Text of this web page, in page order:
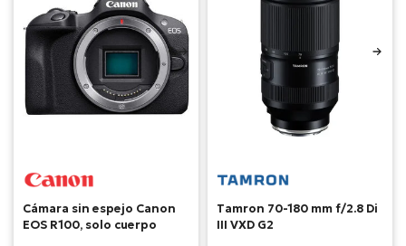
Cámara sin espejo Canon
EOS R100, solo cuerpo
Tamron 70-180 mm f/2.8 Di
III VXD G2